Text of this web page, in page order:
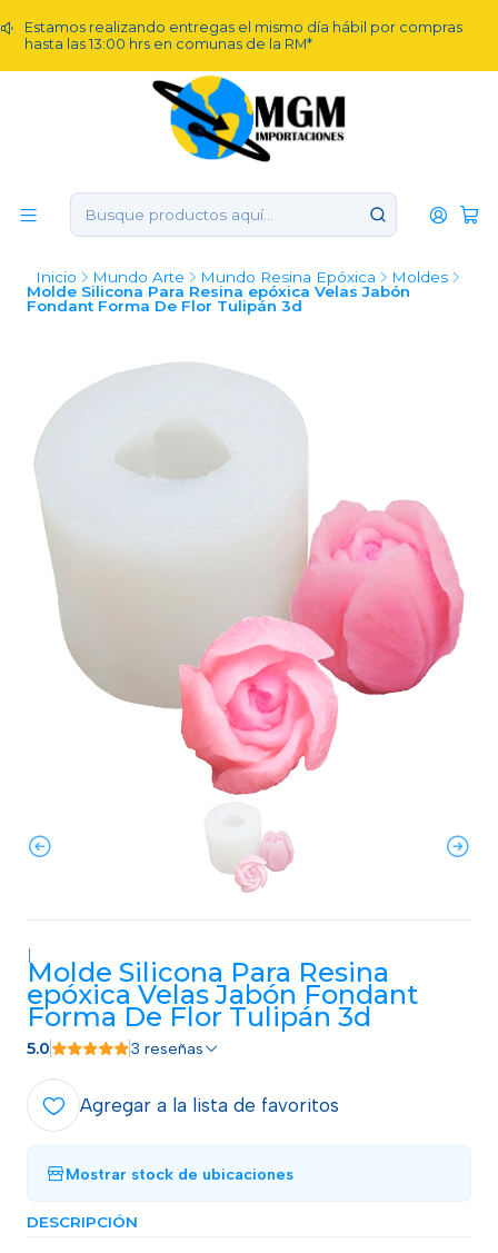
Estamos realizando entregas el mismo día hábil por compras
hasta las 13:00 hrs en comunas de la RM*
Inicio Mundo Arte Mundo Resina Epóxica
Moldes
Molde Silicona Para Resina epóxica Velas Jabón
Fondant Forma De Flor Tulipán 3d
|
Molde Silicona Para Resina
epóxica Velas Jabón Fondant
Forma De Flor Tulipán 3d
5.0 3 reseñas
Agregar a la lista de favoritos
Mostrar stock de ubicaciones
DESCRIPCIÓN